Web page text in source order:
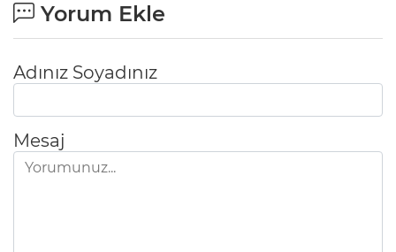
Yorum Ekle
Adınız Soyadınız
Mesaj